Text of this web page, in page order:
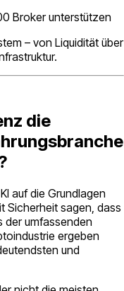
Broker unterstützen
– von Liquidität über
die
auf die Grundlagen
Sicherheit sagen, dass
der umfassenden
ergeben
und